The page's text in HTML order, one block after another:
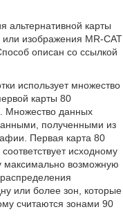
альтернативной карты
или изображения MR-CAT
описан со ссылкой
использует множество
карты 80
Множество данных
полученными из
Первая карта 80
исходному
возможную
или более зон, которые
считаются зонами 90